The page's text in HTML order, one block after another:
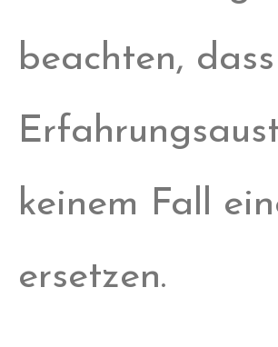
beachten,
keinem Fall
ersetzen.